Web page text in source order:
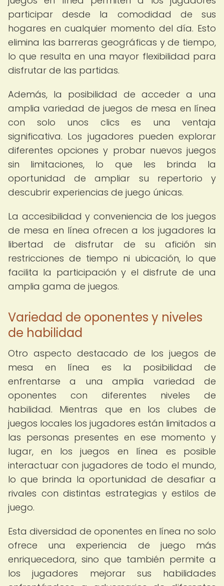
participar desde la comodidad de sus
hogares en cualquier momento del día. Esto
elimina las barreras geográficas y de tiempo,
lo que resulta en una mayor flexibilidad para
disfrutar de las partidas.
Además, la posibilidad de acceder a una
amplia variedad de juegos de mesa en línea
con solo unos clics es una ventaja
significativa. Los jugadores pueden explorar
diferentes opciones y probar nuevos juegos
sin limitaciones, lo que les brinda la
oportunidad de ampliar su repertorio y
descubrir experiencias de juego únicas.
La accesibilidad y conveniencia de los juegos
de mesa en línea ofrecen a los jugadores la
libertad de disfrutar de su afición sin
restricciones de tiempo ni ubicación, lo que
facilita la participación y el disfrute de una
amplia gama de juegos.
Variedad de oponentes y niveles
de habilidad
Otro aspecto destacado de los juegos de
mesa en línea es la posibilidad de
enfrentarse a una amplia variedad de
oponentes con diferentes niveles de
habilidad. Mientras que en los clubes de
juegos locales los jugadores están limitados a
las personas presentes en ese momento y
lugar, en los juegos en línea es posible
interactuar con jugadores de todo el mundo,
lo que brinda la oportunidad de desafiar a
rivales con distintas estrategias y estilos de
juego.
Esta diversidad de oponentes en línea no solo
ofrece una experiencia de juego más
enriquecedora, sino que también permite a
los jugadores mejorar sus habilidades